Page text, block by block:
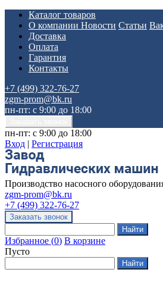
Каталог товаров
О компании Новости Статьи
Доставка
Оплата
Гарантия
Контакты
+7 (499) 322-76-27
zgm-prom@bk.ru
пн-пт: с 9:00 до 18:00
пн-пт: с 9:00 до 18:00
Вход | Регистрация
Производство насосного
zgm-prom@bk.ru
+7 (499) 322-76-27
Избранное (0) В корзине
Пусто